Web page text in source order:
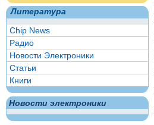
Литература
Chip News
Радио
Новости Электроники
Статьи
Книги
Новости электроники